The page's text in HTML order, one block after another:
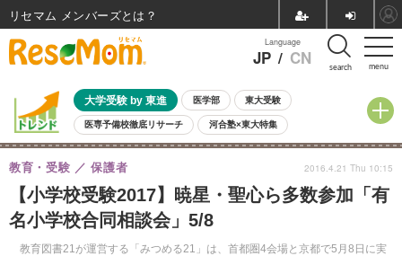
menu
Language
JP / CN search
大学受験 by 東進 医学部 東大受験
医専予備校徹底リサーチ 河合塾×東大特集
親子で考える大学選び 高校受験 中学受験 小学校受験
共通テスト 夏休み
8月開催イベント・WS 全国公立高校 過去問 人気記事
自由研究教材（小学生向け） 自由研究教材（中学生向け）
【小学校受験2017】暁星・聖心ら多数参加「有
名小学校合同相談会」5/8
教育図書21が運営する「みつめる21」は、首都圏4会場と京都で5月8日に実
教育・受験 保護者 2016.4.21 Thu 10:15
リセマム メンバーズ